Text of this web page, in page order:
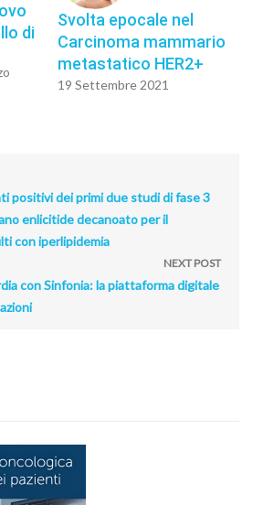
di
Svolta epocale nel
Carcinoma mammario
metastatico HER2+
19 Settembre 2021
positivi dei primi due studi di fase 3
enlicitide decanoato per il
con iperlipidemia
NEXT POST
con Sinfonia: la piattaforma digitale